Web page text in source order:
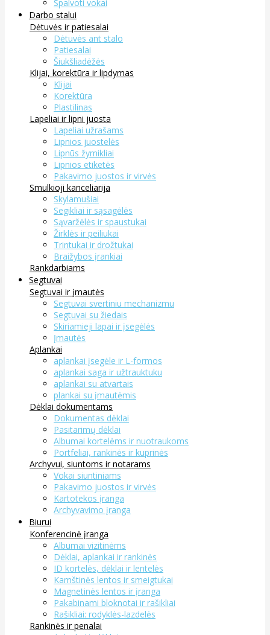
Spalvoti vokai
Darbo stalui
Dėtuvės ir patiesalai
Dėtuvės ant stalo
Patiesalai
Šiukšliadėžės
Klijai, korektūra ir lipdymas
Klijai
Korektūra
Plastilinas
Lapeliai ir lipni juosta
Lapeliai užrašams
Lipnios juostelės
Lipnūs žymikliai
Lipnios etiketės
Pakavimo juostos ir virvės
Smulkioji kanceliarija
Skylamušiai
Segikliai ir sąsagėlės
Sąvaržėlės ir spaustukai
Žirklės ir peiliukai
Trintukai ir drožtukai
Braižybos įrankiai
Rankdarbiams
Segtuvai
Segtuvai ir įmautės
Segtuvai svertiniu mechanizmu
Segtuvai su žiedais
Skiriamieji lapai ir įsegėlės
Įmautės
Aplankai
aplankai įsegėle ir L-formos
aplankai saga ir užtrauktuku
aplankai su atvartais
plankai su įmautėmis
Dėklai dokumentams
Dokumentas dėklai
Pasitarimų dėklai
Albumai kortelėms ir nuotraukoms
Portfeliai, rankinės ir kuprinės
Archyvui, siuntoms ir notarams
Vokai siuntiniams
Pakavimo juostos ir virvės
Kartotekos įranga
Archyvavimo įranga
Biurui
Konferencinė įranga
Albumai vizitinėms
Dėklai, aplankai ir rankinės
ID kortelės, dėklai ir lentelės
Kamštinės lentos ir smeigtukai
Magnetinės lentos ir įranga
Pakabinami bloknotai ir rašikliai
Rašikliai: rodyklės-lazdelės
Rankinės ir penalai